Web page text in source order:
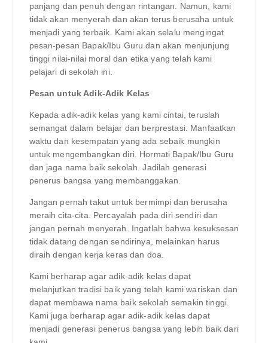
panjang dan penuh dengan rintangan. Namun, kami
tidak akan menyerah dan akan terus berusaha untuk
menjadi yang terbaik. Kami akan selalu mengingat
pesan-pesan Bapak/Ibu Guru dan akan menjunjung
tinggi nilai-nilai moral dan etika yang telah kami
pelajari di sekolah ini.
Pesan untuk Adik-Adik Kelas
Kepada adik-adik kelas yang kami cintai, teruslah
semangat dalam belajar dan berprestasi. Manfaatkan
waktu dan kesempatan yang ada sebaik mungkin
untuk mengembangkan diri. Hormati Bapak/Ibu Guru
dan jaga nama baik sekolah. Jadilah generasi
penerus bangsa yang membanggakan.
Jangan pernah takut untuk bermimpi dan berusaha
meraih cita-cita. Percayalah pada diri sendiri dan
jangan pernah menyerah. Ingatlah bahwa kesuksesan
tidak datang dengan sendirinya, melainkan harus
diraih dengan kerja keras dan doa.
Kami berharap agar adik-adik kelas dapat
melanjutkan tradisi baik yang telah kami wariskan dan
dapat membawa nama baik sekolah semakin tinggi.
Kami juga berharap agar adik-adik kelas dapat
menjadi generasi penerus bangsa yang lebih baik dari